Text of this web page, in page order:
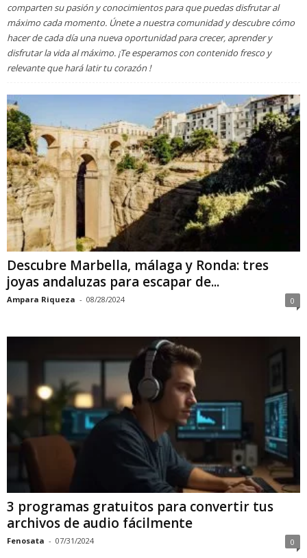
comparten su pasión y conocimientos para que puedas disfrutar al
máximo cada momento. Únete a nuestra comunidad y descubre cómo
hacer de cada día una nueva oportunidad para crecer, aprender y
disfrutar la vida al máximo. ¡Te esperamos con contenido fresco y
relevante que hará latir tu corazón !
Descubre Marbella, málaga y Ronda: tres
joyas andaluzas para escapar de...
Ampara Riqueza - 08/28/2024 0
3 programas gratuitos para convertir tus
archivos de audio fácilmente
Fenosata - 07/31/2024 0